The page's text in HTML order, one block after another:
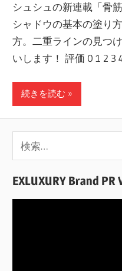
シュシュの新連載「骨
シャドウの基本の塗り
方。二重ラインの見つ
いします！ 評価 0 1 2 3
続きを読む
索:
EXLUXURY Brand PR